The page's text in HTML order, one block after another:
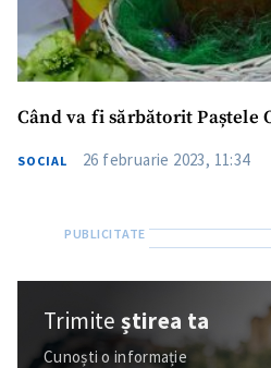
Când va fi sărbătorit Paștele
SOCIAL 26 februarie 2023, 11:34
Trimiteștirea ta
Cunoști o informație